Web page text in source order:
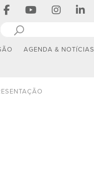
AGENDA & NOTÍCIAS